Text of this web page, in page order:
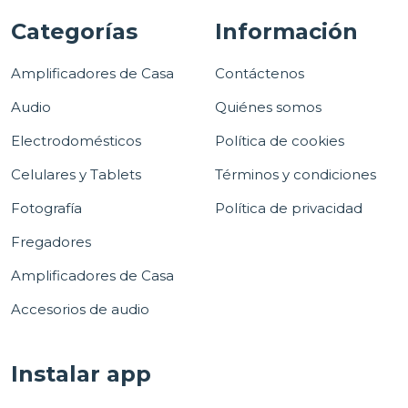
Categorías
Amplificadores de Casa
Audio
Electrodomésticos
Celulares y Tablets
Fotografía
Fregadores
Amplificadores de Casa
Accesorios de audio
Información
Contáctenos
Quiénes somos
Política de cookies
Términos y condiciones
Política de privacidad
Instalar app